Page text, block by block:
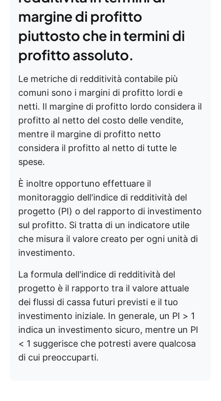
margine di profitto
piuttosto che in termini di
profitto assoluto.
Le metriche di redditività contabile più
comuni sono i margini di profitto lordi e
netti. Il margine di profitto lordo considera il
profitto al netto del costo delle vendite,
mentre il margine di profitto netto
considera il profitto al netto di tutte le
spese.
È inoltre opportuno effettuare il
monitoraggio dell'indice di redditività del
progetto (PI) o del rapporto di investimento
sul profitto. Si tratta di un indicatore utile
che misura il valore creato per ogni unità di
investimento.
La formula dell'indice di redditività del
progetto è il rapporto tra il valore attuale
dei flussi di cassa futuri previsti e il tuo
investimento iniziale. In generale, un PI > 1
indica un investimento sicuro, mentre un PI
< 1 suggerisce che potresti avere qualcosa
di cui preoccuparti.